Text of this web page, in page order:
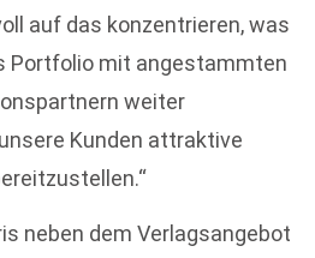
auf das konzentrieren, was
Portfolio mit angestammten
weiter
Kunden attraktive
neben dem Verlagsangebot